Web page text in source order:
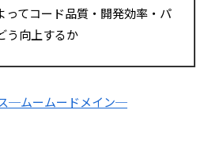
ってコード品質・開発効率・パ
う向上するか
─ムームードメイン─